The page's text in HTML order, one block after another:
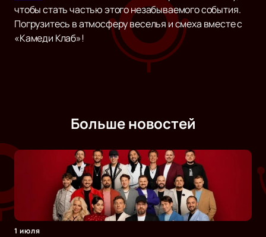
чтобы стать частью этого незабываемого события.
Погрузитесь в атмосферу веселья и смеха вместе с
«Камеди Клаб»!
Больше новостей
1 июля